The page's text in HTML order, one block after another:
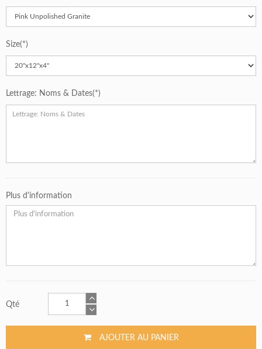
Size
Lettrage: Noms & Dates
Plus d'information
Qté
AJOUTER AU PANIER